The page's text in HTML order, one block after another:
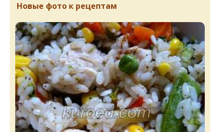
Новые фото к рецептам